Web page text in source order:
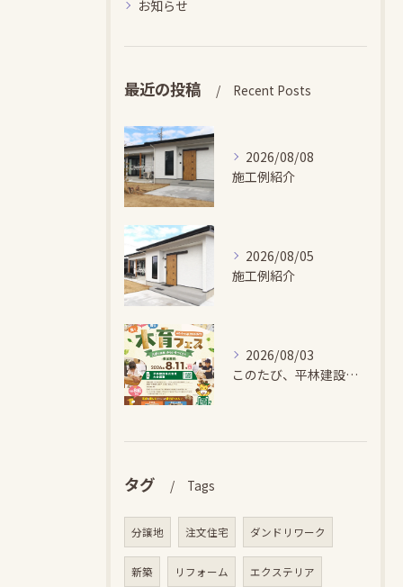
お知らせ
最近の投稿 Recent Posts
2026/08/08
施工例紹介
2026/08/05
施工例紹介
2026/08/03
このたび、平林建設では、お子さまが木とふれあい・木について学...
タグ Tags
分譲地 注文住宅 ダンドリワーク
新築 リフォーム エクステリア